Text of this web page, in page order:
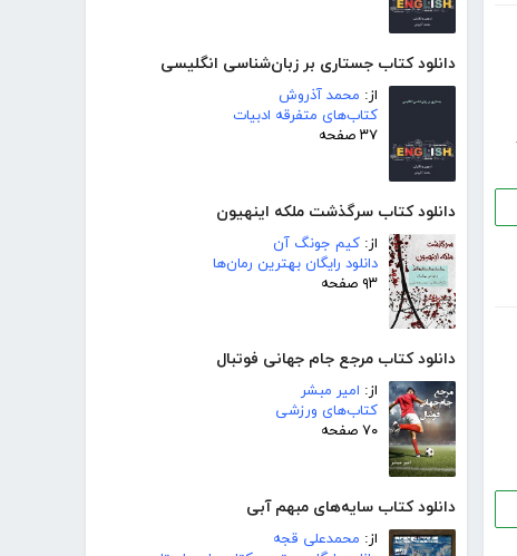
دانلود کتاب جستاری بر زبان‌شناسی انگلیسی
از: محمد آذروش
کتاب‌های متفرقه ادبیات
۳۷ صفحه
دانلود کتاب سرگذشت ملکه اینهیون
از: کیم جونگ آن
دانلود رایگان بهترین رمان‌ها
۹۳ صفحه
دانلود کتاب مرجع جام جهانی فوتبال
از: امیر مبشر
کتاب‌های ورزشی
۷۰ صفحه
دانلود کتاب سایه‌های مبهم آبی
از: محمدعلی قجه